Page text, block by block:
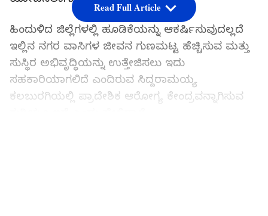
ಹಿಂದುಳಿದ ಜಿಲ್ಲೆಗಳಲ್ಲಿ ಹೂಡಿಕೆಯನ್ನು ಆಕರ್ಷಿಸುವುದಲ್ಲದೆ
ಇಲ್ಲಿನ ನಗರ ವಾಸಿಗಳ ಜೀವನ ಗುಣಮಟ್ಟ ಹೆಚ್ಚಿಸುವ ಮತ್ತು
ಸುಸ್ಥಿರ ಅಭಿವೃದ್ಧಿಯನ್ನು ಉತ್ತೇಜಿಸಲು ಇದು
ಸಹಕಾರಿಯಾಗಲಿದೆ ಎಂದಿರುವ ಸಿದ್ದರಾಮಯ್ಯ
ಕಲಬುರಗಿಯಲ್ಲಿ ಪ್ರಾದೇಶಿಕ ಆರೋಗ್ಯ ಕೇಂದ್ರವನ್ನಾಗಿಸುವ
Read Full Article